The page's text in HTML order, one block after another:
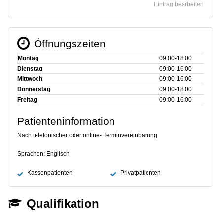
Eintrag bearbeiten
Öffnungszeiten
Montag
09:00‑18:00
Dienstag
09:00‑16:00
Mittwoch
09:00‑16:00
Donnerstag
09:00‑18:00
Freitag
09:00‑16:00
Patienteninformation
Nach telefonischer oder online- Terminvereinbarung
Sprachen: Englisch
Kassenpatienten Privatpatienten
Qualifikation